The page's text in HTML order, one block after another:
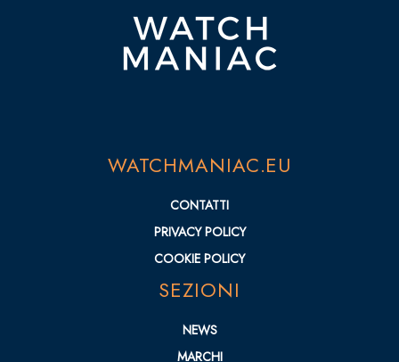
WATCHMANIAC.EU
CONTATTI
PRIVACY POLICY
COOKIE POLICY
SEZIONI
NEWS
MARCHI